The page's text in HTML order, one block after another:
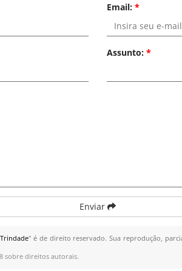
Email: *
Assunto: *
Enviar
" é de direito reservado. Sua reprodução,
sobre direitos autorais.